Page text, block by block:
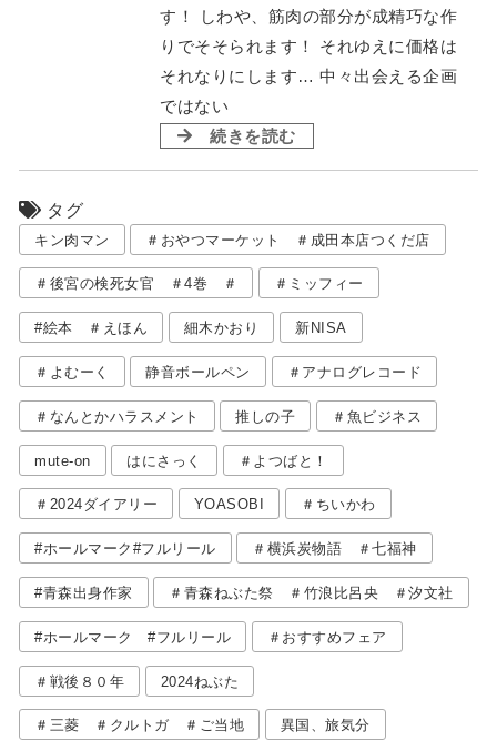
す！ しわや、筋肉の部分が成精巧な作
りでそそられます！ それゆえに価格は
それなりにします… 中々出会える企画
ではない
続きを読む
タグ
キン肉マン ＃おやつマーケット ＃成田本店つくだ店
＃後宮の検死女官 ＃4巻 ＃ ＃ミッフィー
#絵本 ＃えほん 細木かおり 新NISA
＃よむーく 静音ボールペン ＃アナログレコード
＃なんとかハラスメント 推しの子 ＃魚ビジネス
mute-on はにさっく ＃よつばと！
＃2024ダイアリー YOASOBI ＃ちいかわ
#ホールマーク#フルリール ＃横浜炭物語 ＃七福神
#青森出身作家 ＃青森ねぶた祭 ＃竹浪比呂央 ＃汐文社
#ホールマーク #フルリール ＃おすすめフェア
＃戦後８０年 2024ねぶた
＃三菱 ＃クルトガ ＃ご当地 異国、旅気分